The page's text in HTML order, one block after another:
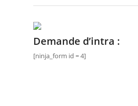
Demande d’intra :
[ninja_form id = 4]